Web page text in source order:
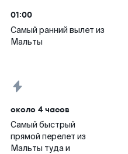
01:00
Самый ранний вылет из
Мальты
около 4 часов
Самый быстрый
прямой перелет из
Мальты туда и